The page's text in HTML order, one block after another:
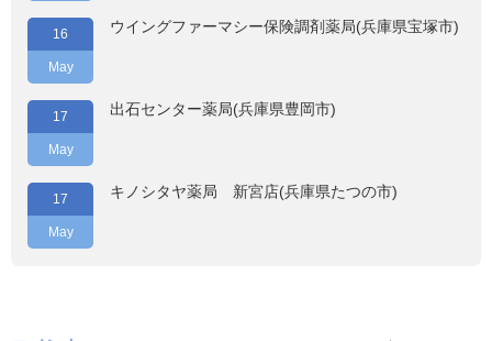
16
May
ウイングファーマシー保険調剤薬局(兵庫県宝塚市)
17
May
出石センター薬局(兵庫県豊岡市)
17
May
キノシタヤ薬局 新宮店(兵庫県たつの市)